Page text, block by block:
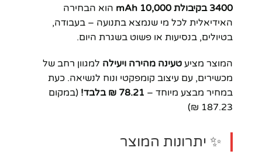
3400 בקיבולת 10,000 mAh
הוא הבחירה
האידיאלית לכל מי שנמצא בתנועה – בעבודה,
בטיולים, בנסיעות או פשוט בשגרת היום.
המוצר מציע טעינה מהירה ויעילה למגוון רחב של
מכשירים, עם עיצוב קומפקטי ונוח לנשיאה. כעת
במחיר מבצע מיוחד – 78.21 ₪ בלבד!
(במקום
187.23 ₪)
✨ יתרונות המוצר